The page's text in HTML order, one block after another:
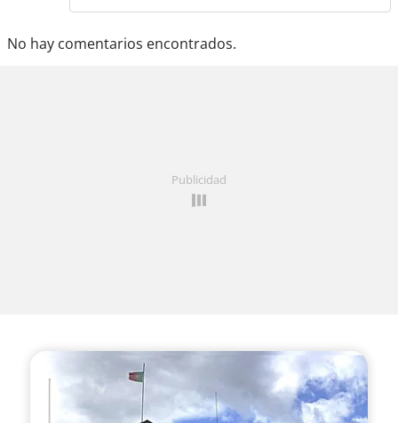
No hay comentarios encontrados.
Publicidad